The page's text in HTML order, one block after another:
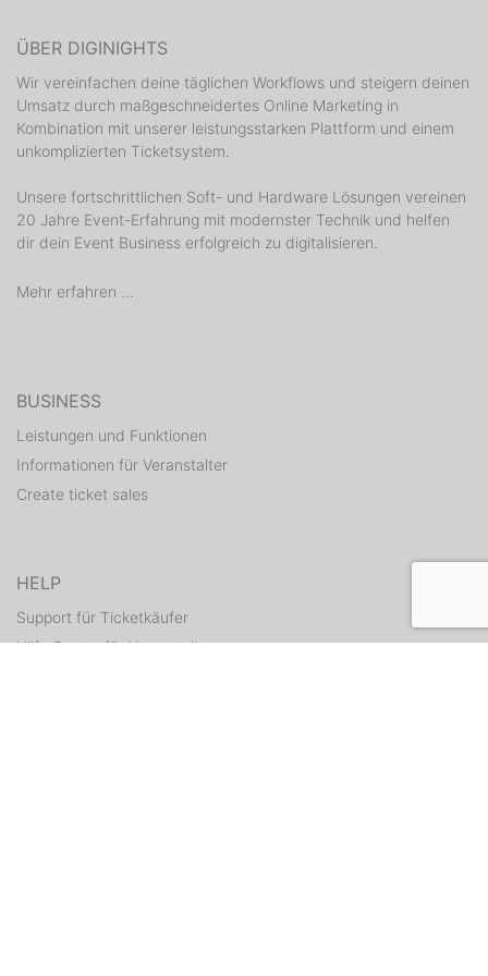
ÜBER DIGINIGHTS
Wir vereinfachen deine täglichen Workflows und steigern deinen
Umsatz durch maßgeschneidertes Online Marketing in
Kombination mit unserer leistungsstarken Plattform und einem
unkomplizierten Ticketsystem.
Unsere fortschrittlichen Soft- und Hardware Lösungen vereinen
20 Jahre Event-Erfahrung mit modernster Technik und helfen
dir dein Event Business erfolgreich zu digitalisieren.
Mehr erfahren ...
BUSINESS
Leistungen und Funktionen
Informationen für Veranstalter
Create ticket sales
HELP
Support für Ticketkäufer
Hilfe Center für Veranstalter